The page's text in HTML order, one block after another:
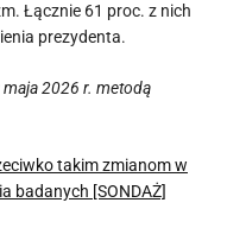
Łącznie 61 proc. z nich
prezydenta.
2026 r. metodą
takim zmianom w
badanych [SONDAŻ]